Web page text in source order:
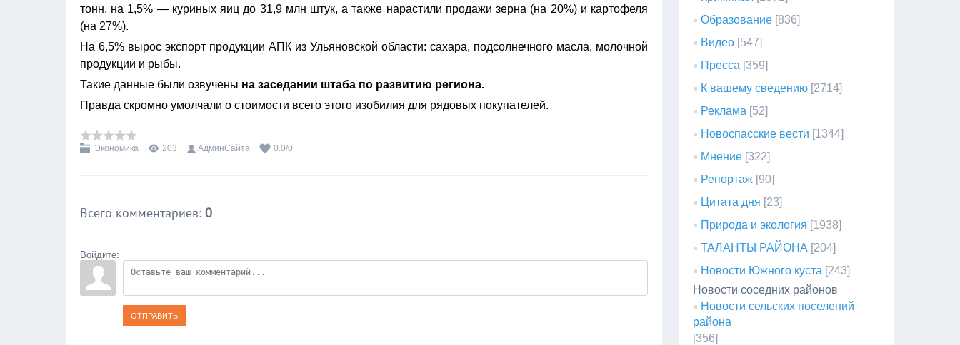
тонн, на 1,5% — куриных яиц до 31,9 млн штук, а также нарастили продажи зерна (на 20%) и картофеля
(на 27%).
На 6,5% вырос экспорт продукции АПК из Ульяновской области: сахара, подсолнечного масла, молочной
продукции и рыбы.
Такие данные были озвучены на заседании штаба по развитию региона.
Правда скромно умолчали о стоимости всего этого изобилия для рядовых покупателей.
Экономика 203 АдминСайта 0.0/0
Всего комментариев: 0
Войдите:
ОТПРАВИТЬ
Образование [836]
Видео [547]
Пресса [359]
К вашему сведению [2714]
Реклама [52]
Новоспасские вести [1344]
Мнение [322]
Репортаж [90]
Цитата дня [23]
Природа и экология [1938]
ТАЛАНТЫ РАЙОНА [204]
Новости Южного куста [243]
Новости соседних районов
Новости сельских поселений
района
[356]